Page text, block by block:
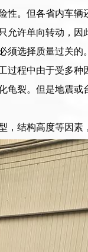
性。但各省内车辆
许单向转动，因
须选择质量过关的
过程中由于受多种
龟裂。但是地震或
结构高度等因素